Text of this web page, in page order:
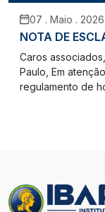
07 . Maio . 2026
NOTA DE
Caros
Paulo, Em
regulamento de